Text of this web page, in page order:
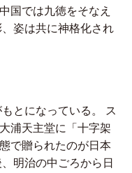
国では九徳をそなえ
姿は共に神格化され
とになっている。 ス
浦天主堂に「十字架
で贈られたのが日本
明治の中ごろから日